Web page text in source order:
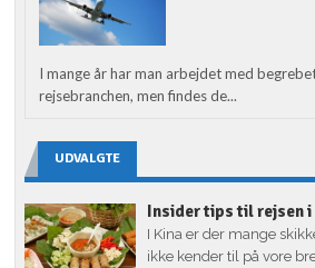
I mange år har man arbejdet med
rejsebranchen, men findes de...
UDVALGTE
Insider tips til rejsen i
I Kina er der mange
ikke kender til på vore